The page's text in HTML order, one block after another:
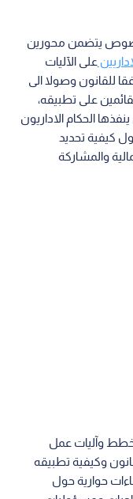
يتضمن محورين
على الآليات
للقانون وصولا الى
على تطبيقه،
الحكام الاداريون
كيفية تحديد
والمشاركة
بخطط وآليات عمل
وكيفية تطبيقه
حوارية حول